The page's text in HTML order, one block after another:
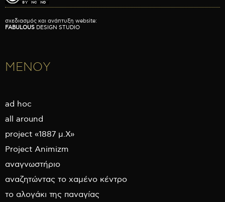
σχεδιασμός και ανάπτυξη website:
FABULOUS DESIGN STUDIO
ΜΕΝΟΥ
ad hoc
all around
project «1887 μ.Χ»
Project Animizm
αναγνωστήριο
αναζητώντας το χαμένο κέντρο
το αλογάκι της παναγίας